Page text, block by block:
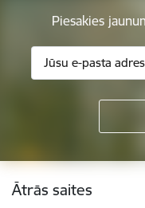
Piesakies
Kājene
Ātrās saites